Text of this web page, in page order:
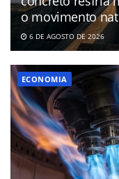
o movimento
6 DE AGOSTO DE 2026
ECONOMIA